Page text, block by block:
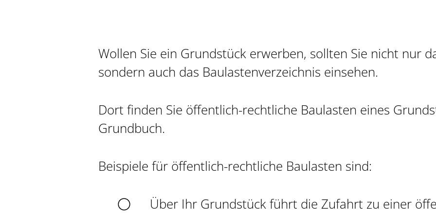
Wollen Sie ein Grundstück erwerben, sollten Sie nicht nur
sondern auch das Baulastenverzeichnis einsehen.
Dort finden Sie öffentlich-rechtliche Baulasten eines
Grundbuch.
Beispiele für öffentlich-rechtliche Baulasten sind:
Über Ihr Grundstück führt die Zufahrt zu einer